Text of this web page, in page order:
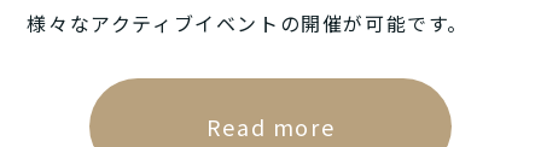
様々なアクティブイベントの開催が可能です。
Read more